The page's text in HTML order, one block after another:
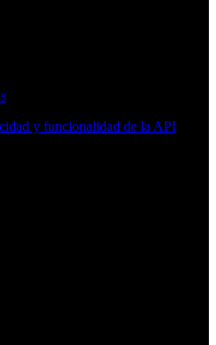
y funcionalidad de la API